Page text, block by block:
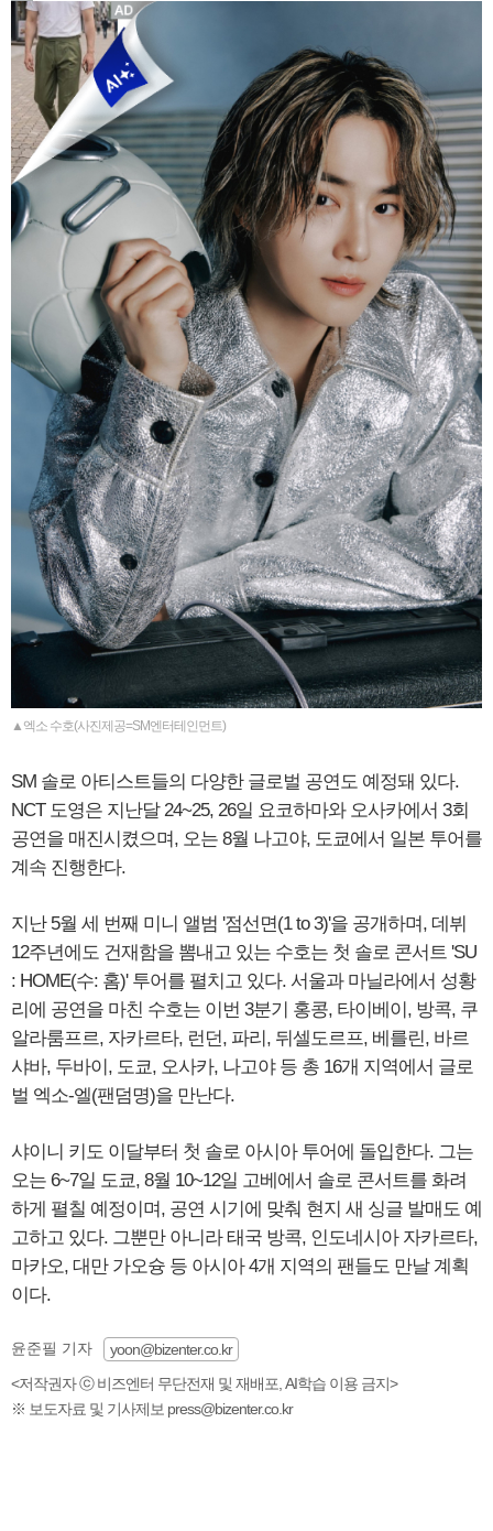
▲엑소 수호(사진제공=SM엔터테인먼트)
SM 솔로 아티스트들의 다양한 글로벌 공연도 예정돼 있다.
NCT 도영은 지난달 24~25, 26일 요코하마와 오사카에서 3회
공연을 매진시켰으며, 오는 8월 나고야, 도쿄에서 일본 투어를
계속 진행한다.
지난 5월 세 번째 미니 앨범 '점선면(1 to 3)'을 공개하며, 데뷔
12주년에도 건재함을 뽐내고 있는 수호는 첫 솔로 콘서트 'SU
: HOME(수: 홈)' 투어를 펼치고 있다. 서울과 마닐라에서 성황
리에 공연을 마친 수호는 이번 3분기 홍콩, 타이베이, 방콕, 쿠
알라룸프르, 자카르타, 런던, 파리, 뒤셀도르프, 베를린, 바르
샤바, 두바이, 도쿄, 오사카, 나고야 등 총 16개 지역에서 글로
벌 엑소-엘(팬덤명)을 만난다.
샤이니 키도 이달부터 첫 솔로 아시아 투어에 돌입한다. 그는
오는 6~7일 도쿄, 8월 10~12일 고베에서 솔로 콘서트를 화려
하게 펼칠 예정이며, 공연 시기에 맞춰 현지 새 싱글 발매도 예
고하고 있다. 그뿐만 아니라 태국 방콕, 인도네시아 자카르타,
마카오, 대만 가오슝 등 아시아 4개 지역의 팬들도 만날 계획
이다.
윤준필 기자
yoon@bizenter.co.kr
<저작권자 ⓒ 비즈엔터 무단전재 및 재배포, AI학습 이용 금지>
※ 보도자료 및 기사제보 press@bizenter.co.kr